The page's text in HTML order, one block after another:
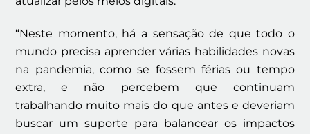
“Neste momento, há a sensação de que todo o
mundo precisa aprender várias habilidades novas
na pandemia, como se fossem férias ou tempo
extra, e não percebem que continuam
trabalhando muito mais do que antes e deveriam
buscar um suporte para balancear os impactos